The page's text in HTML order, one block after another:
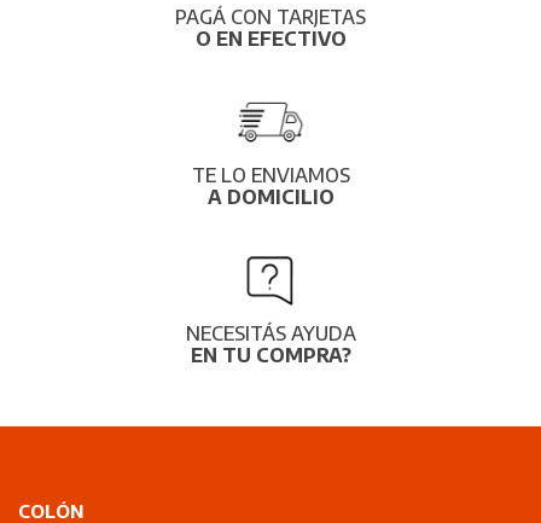
PAGÁ CON TARJETAS
O EN EFECTIVO
TE LO ENVIAMOS
A DOMICILIO
NECESITÁS AYUDA
EN TU COMPRA?
COLÓN